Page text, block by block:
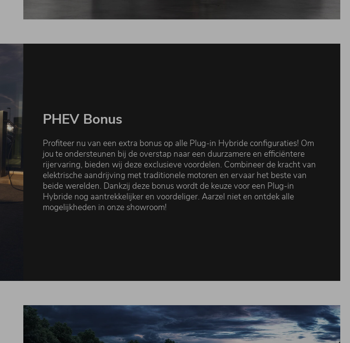
PHEV Bonus
Profiteer nu van een extra bonus op alle Plug-in Hybride configuraties! Om
jou te ondersteunen bij de overstap naar een duurzamere en efficiëntere
rijervaring, bieden wij deze exclusieve voordelen. Combineer de kracht van
elektrische aandrijving met traditionele motoren en ervaar het beste van
beide werelden. Dankzij deze bonus wordt de keuze voor een Plug-in
Hybride nog aantrekkelijker en voordeliger. Aarzel niet en ontdek alle
mogelijkheden in onze showroom!